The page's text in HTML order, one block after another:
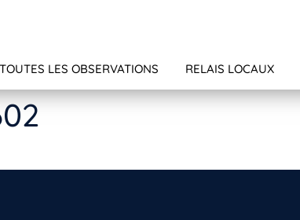
TOUTES LES OBSERVATIONS RELAIS LOCAUX